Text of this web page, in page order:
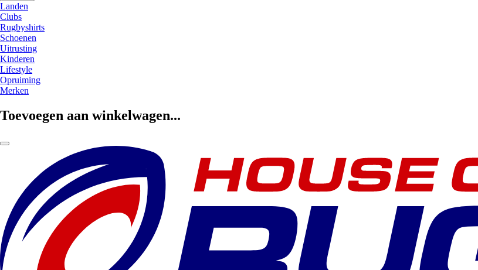
Landen
Clubs
Rugbyshirts
Schoenen
Uitrusting
Kinderen
Lifestyle
Opruiming
Merken
Toevoegen aan winkelwagen...